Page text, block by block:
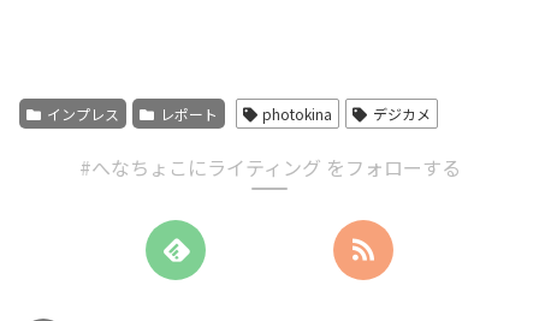
インプレス レポート photokina デジカメ
#へなちょこにライティング をフォローする